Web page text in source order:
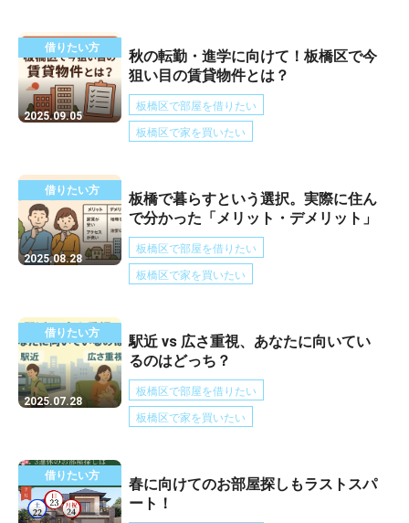
借りたい方
2025.09.05
秋の転勤・進学に向けて！板橋区で今
狙い目の賃貸物件とは？
板橋区で部屋を借りたい
板橋区で家を買いたい
借りたい方
2025.08.28
板橋で暮らすという選択。実際に住ん
で分かった「メリット・デメリット」
板橋区で部屋を借りたい
板橋区で家を買いたい
借りたい方
2025.07.28
駅近 vs 広さ重視、あなたに向いてい
るのはどっち？
板橋区で部屋を借りたい
板橋区で家を買いたい
借りたい方
春に向けてのお部屋探しもラストスパ
ート！